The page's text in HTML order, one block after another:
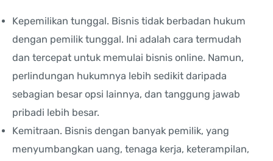
Kepemilikan tunggal. Bisnis tidak berbadan hukum
dengan pemilik tunggal. Ini adalah cara termudah
dan tercepat untuk memulai bisnis online. Namun,
perlindungan hukumnya lebih sedikit daripada
sebagian besar opsi lainnya, dan tanggung jawab
pribadi lebih besar.
Kemitraan. Bisnis dengan banyak pemilik, yang
menyumbangkan uang, tenaga kerja, keterampilan,